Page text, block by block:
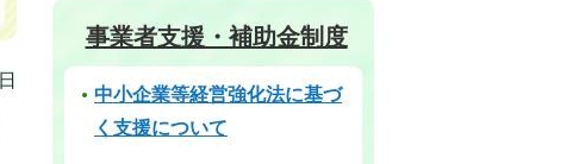
事業者支援・補助金制度
中小企業等経営強化法に基づ
く支援について